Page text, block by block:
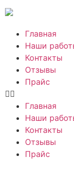
Главная
Наши
Контакты
Отзывы
Прайс
Главная
Наши
Контакты
Отзывы
Прайс